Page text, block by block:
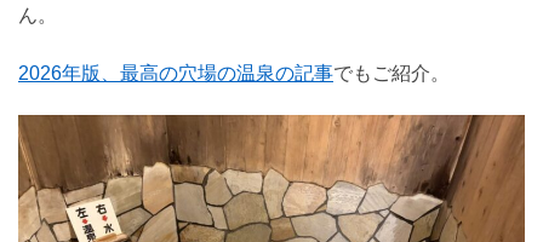
ん。
2026年版、最高の穴場の温泉の記事でもご紹介。